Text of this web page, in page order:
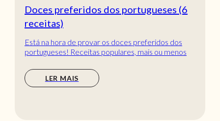
Doces preferidos dos portugueses (6
receitas)
Está na hora de provar os doces preferidos dos
portugueses! Receitas populares, mais ou menos
LER MAIS